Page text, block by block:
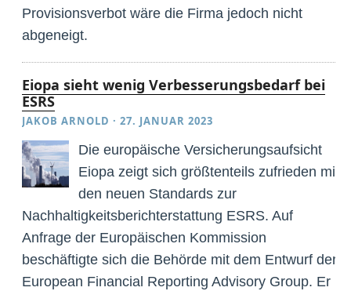
Provisionsverbot wäre die Firma jedoch nicht
abgeneigt.
Eiopa sieht wenig Verbesserungsbedarf bei
ESRS
JAKOB ARNOLD ·27. JANUAR 2023
Die europäische Versicherungsaufsicht
Eiopa zeigt sich größtenteils zufrieden mit
den neuen Standards zur
Nachhaltigkeitsberichterstattung ESRS. Auf
Anfrage der Europäischen Kommission
beschäftigte sich die Behörde mit dem Entwurf der
European Financial Reporting Advisory Group. Er